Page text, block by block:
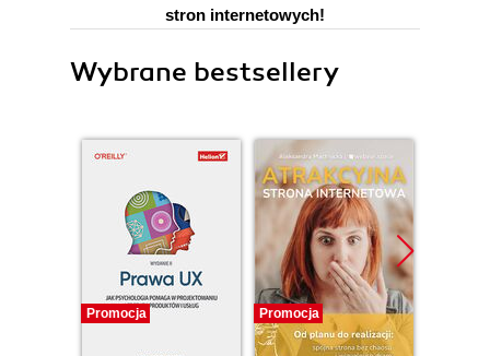
stron internetowych!
Wybrane bestsellery
Promocja Promocja